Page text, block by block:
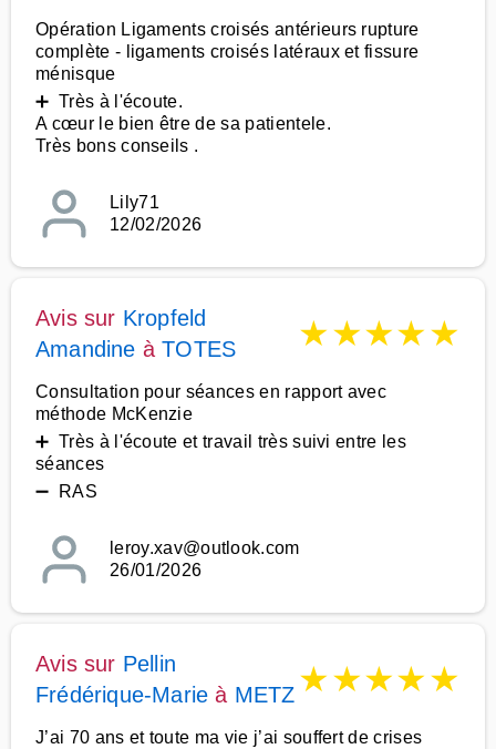
Opération Ligaments croisés antérieurs rupture
complète - ligaments croisés latéraux et fissure
ménisque
➕ Très à l'écoute.
A cœur le bien être de sa patientele.
Très bons conseils .
Lily71
12/02/2026
Avis sur Kropfeld
Amandine àTOTES ★★★★★
Consultation pour séances en rapport avec
méthode McKenzie
➕ Très à l'écoute et travail très suivi entre les
séances
➖ RAS
leroy.xav@outlook.com
26/01/2026
Avis sur Pellin
Frédérique-Marie à METZ ★★★★★
J’ai 70 ans et toute ma vie j’ai souffert de crises